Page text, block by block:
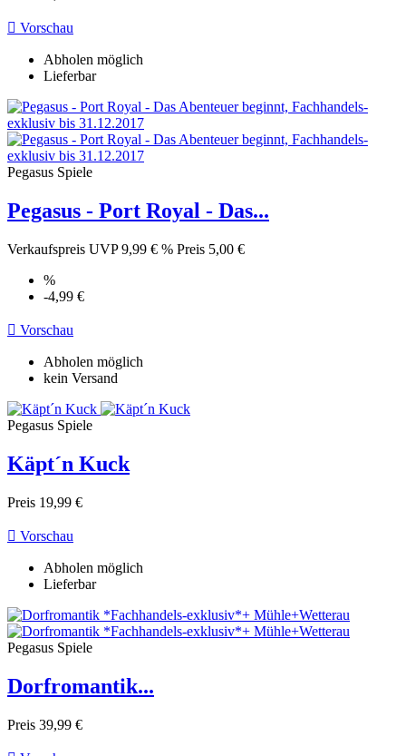
 Vorschau
Abholen möglich
Lieferbar
Pegasus Spiele
Pegasus - Port Royal - Das...
Verkaufspreis UVP 9,99 € % Preis 5,00 €
%
-4,99 €
 Vorschau
Abholen möglich
kein Versand
Pegasus Spiele
Käpt´n Kuck
Preis 19,99 €
 Vorschau
Abholen möglich
Lieferbar
Pegasus Spiele
Dorfromantik...
Preis 39,99 €